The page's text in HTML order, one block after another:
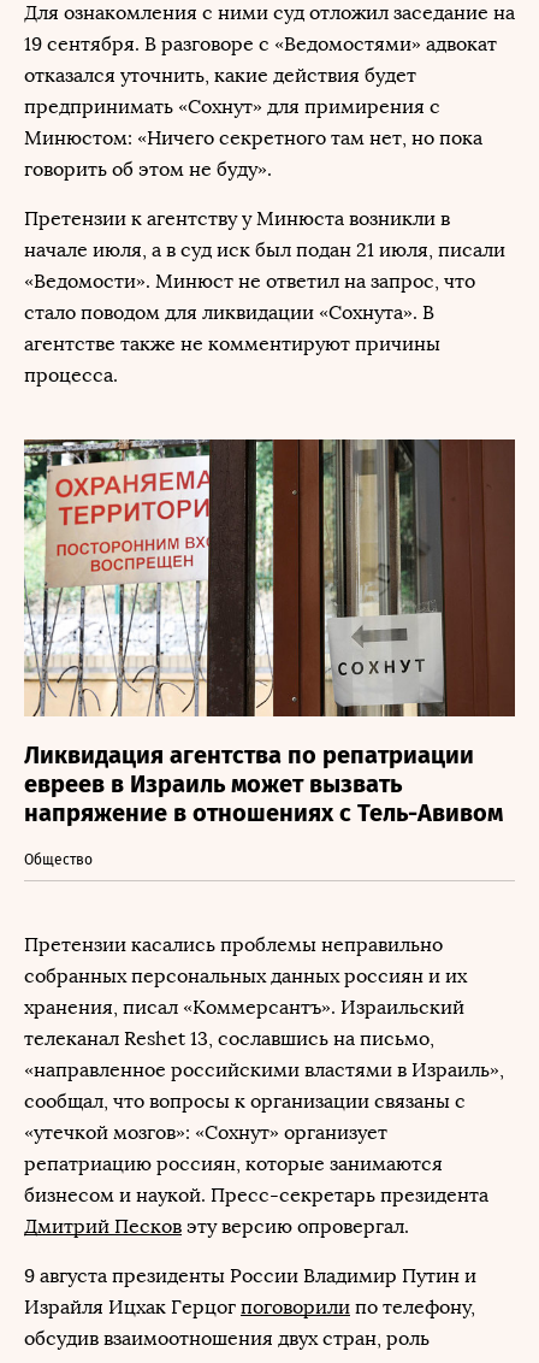
Для ознакомления с ними суд отложил заседание на
19 сентября. В разговоре с «Ведомостями» адвокат
отказался уточнить, какие действия будет
предпринимать «Сохнут» для примирения с
Минюстом: «Ничего секретного там нет, но пока
говорить об этом не буду».
Претензии к агентству у Минюста возникли в
начале июля, а в суд иск был подан 21 июля, писали
«Ведомости». Минюст не ответил на запрос, что
стало поводом для ликвидации «Сохнута». В
агентстве также не комментируют причины
процесса.
Ликвидация агентства по репатриации
евреев в Израиль может вызвать
напряжение в отношениях с Тель-Авивом
Общество
Претензии касались проблемы неправильно
собранных персональных данных россиян и их
хранения, писал «Коммерсантъ». Израильский
телеканал Reshet 13, сославшись на письмо,
«направленное российскими властями в Израиль»,
сообщал, что вопросы к организации связаны с
«утечкой мозгов»: «Сохнут» организует
репатриацию россиян, которые занимаются
бизнесом и наукой. Пресс-секретарь президента
Дмитрий Песков эту версию опровергал.
9 августа президенты России Владимир Путин и
Израйля Ицхак Герцог поговорили по телефону,
обсудив взаимоотношения двух стран, роль